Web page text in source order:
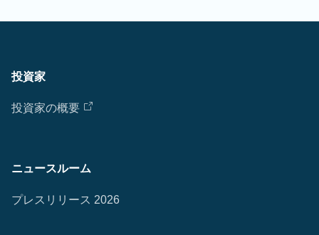
投資家
投資家の概要
ニュースルーム
プレスリリース 2026